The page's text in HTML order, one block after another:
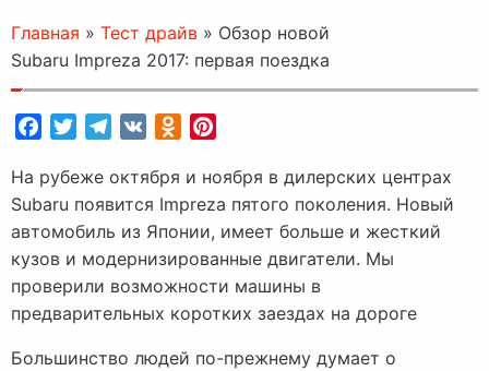
Главная » Тест драйв » Обзор новой
Subaru Impreza 2017: первая поездка
FacebookTwitterTelegram
VK Odnoklassniki
На рубеже октября и ноября в дилерских центрах
Subaru появится Impreza пятого поколения. Новый
автомобиль из Японии, имеет больше и жесткий
кузов и модернизированные двигатели. Мы
проверили возможности машины в
предварительных коротких заездах на дороге
Большинство людей по-прежнему думает о